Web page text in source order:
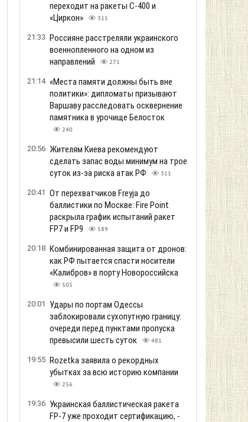
переходит на ракеты С-400 и
«Циркон»
311
21:33 Россияне расстреляли украинского
военнопленного на одном из
направлений
271
21:14 «Места памяти должны быть вне
политики»: дипломаты призывают
Варшаву расследовать осквернение
памятника в урочище Белосток
240
20:56 Жителям Киева рекомендуют
сделать запас воды минимум на трое
суток из-за риска атак РФ
311
20:41 От перехватчиков Freyja до
баллистики по Москве: Fire Point
раскрыла график испытаний ракет
FP7 и FP9
589
20:18 Комбинированная защита от дронов:
как РФ пытается спасти носители
«Калибров» в порту Новороссийска
505
20:01
Удары по портам Одессы
заблокировали сухопутную границу:
очереди перед пунктами пропуска
превысили шесть суток
481
19:55 Rozetka заявила о рекордных
убытках за всю историю компании
256
19:36 Украинская баллистическая ракета
FP-7 уже проходит сертификацию, -